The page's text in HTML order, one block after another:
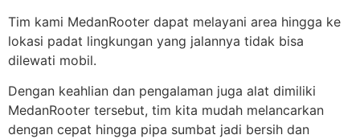
Tim kami MedanRooter dapat melayani area hingga ke
lokasi padat lingkungan yang jalannya tidak bisa
dilewati mobil.
Dengan keahlian dan pengalaman juga alat dimiliki
MedanRooter tersebut, tim kita mudah melancarkan
dengan cepat hingga pipa sumbat jadi bersih dan